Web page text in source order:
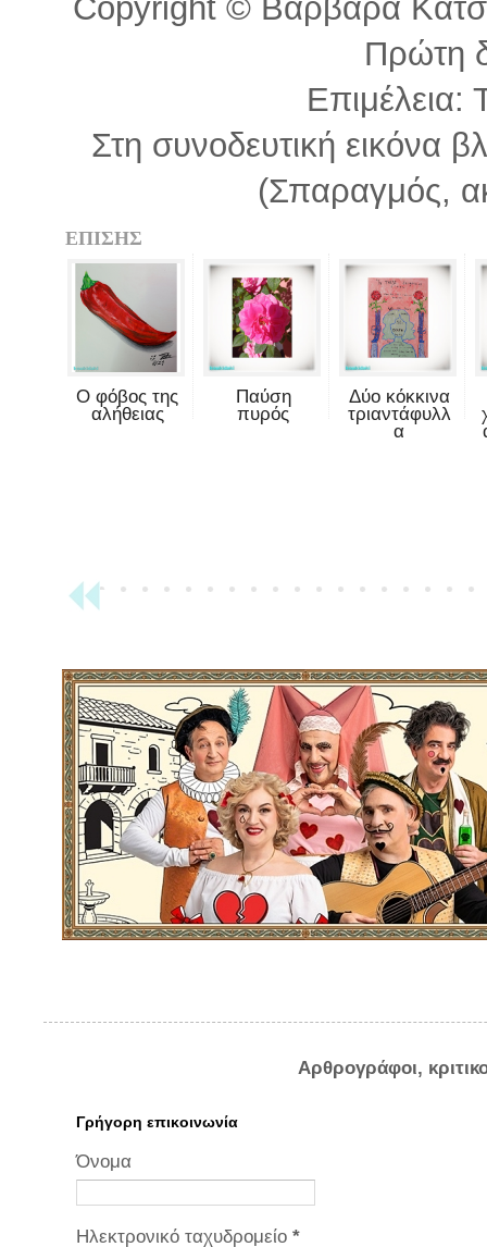
Copyright © Βαρβάρα
Πρώτη
Επιμέλεια:
Στη συνοδευτική εικόνα
(Σπαραγμός,
ΕΠΙΣΗΣ
Ο φόβος της
αλήθειας
Παύση
πυρός
Δύο κόκκινα
τριαντάφυλλ
α
Αρθρογράφοι,
Γρήγορη επικοινωνία
Όνομα
Ηλεκτρονικό ταχυδρομείο *